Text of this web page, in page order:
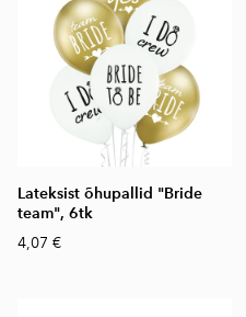
Lateksist õhupallid "Bride
team", 6tk
4,07 €